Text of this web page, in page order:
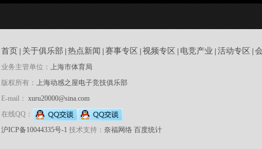
首页 关于俱乐部 热点新闻 赛事专区 视频专区 电竞产业 活动专区
业务主管单位： 上海市体育局
版权所有： 上海动感之屋电子竞技俱乐部
E-mail： xuru20000@sina.com
在线QQ：
沪ICP备10044335号-1 技术支持： 奈福网络 百度统计